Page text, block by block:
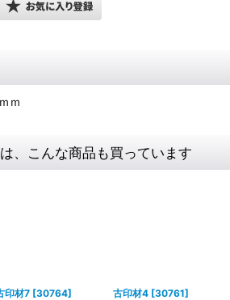
ｍ
、こんな商品も買っています
印材7 [30764]
古印材4 [30761]